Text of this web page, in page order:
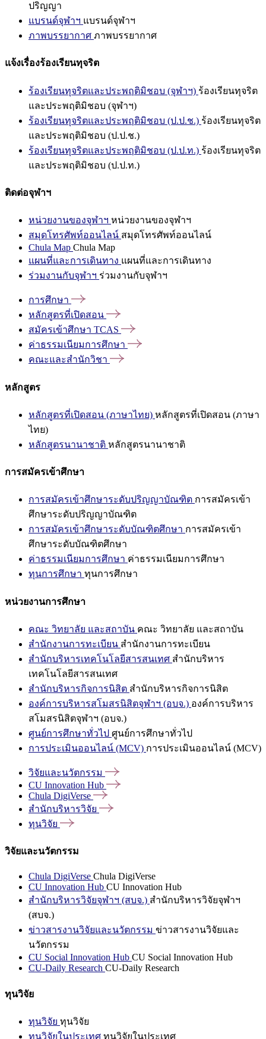
ปริญญา
แบรนด์จุฬาฯ แบรนด์จุฬาฯ
ภาพบรรยากาศ ภาพบรรยากาศ
แจ้งเรื่องร้องเรียนทุจริต
ร้องเรียนทุจริตและประพฤติมิชอบ (จุฬาฯ) ร้องเรียนทุจริต
และประพฤติมิชอบ (จุฬาฯ)
ร้องเรียนทุจริตและประพฤติมิชอบ (ป.ป.ช.) ร้องเรียนทุจริต
และประพฤติมิชอบ (ป.ป.ช.)
ร้องเรียนทุจริตและประพฤติมิชอบ (ป.ป.ท.) ร้องเรียนทุจริต
และประพฤติมิชอบ (ป.ป.ท.)
ติดต่อจุฬาฯ
หน่วยงานของจุฬาฯ หน่วยงานของจุฬาฯ
สมุดโทรศัพท์ออนไลน์ สมุดโทรศัพท์ออนไลน์
Chula Map Chula Map
แผนที่และการเดินทาง แผนที่และการเดินทาง
ร่วมงานกับจุฬาฯ ร่วมงานกับจุฬาฯ
การศึกษา
หลักสูตรที่เปิดสอน
สมัครเข้าศึกษา TCAS
ค่าธรรมเนียมการศึกษา
คณะและสำนักวิชา
หลักสูตร
หลักสูตรที่เปิดสอน (ภาษาไทย) หลักสูตรที่เปิดสอน (ภาษา
ไทย)
หลักสูตรนานาชาติ หลักสูตรนานาชาติ
การสมัครเข้าศึกษา
การสมัครเข้าศึกษาระดับปริญญาบัณฑิต การสมัครเข้า
ศึกษาระดับปริญญาบัณฑิต
การสมัครเข้าศึกษาระดับบัณฑิตศึกษา การสมัครเข้า
ศึกษาระดับบัณฑิตศึกษา
ค่าธรรมเนียมการศึกษา ค่าธรรมเนียมการศึกษา
ทุนการศึกษา ทุนการศึกษา
หน่วยงานการศึกษา
คณะ วิทยาลัย และสถาบัน คณะ วิทยาลัย และสถาบัน
สำนักงานการทะเบียน สำนักงานการทะเบียน
สำนักบริหารเทคโนโลยีสารสนเทศ สำนักบริหาร
เทคโนโลยีสารสนเทศ
สำนักบริหารกิจการนิสิต สำนักบริหารกิจการนิสิต
องค์การบริหารสโมสรนิสิตจุฬาฯ (อบจ.) องค์การบริหาร
สโมสรนิสิตจุฬาฯ (อบจ.)
ศูนย์การศึกษาทั่วไป ศูนย์การศึกษาทั่วไป
การประเมินออนไลน์ (MCV) การประเมินออนไลน์ (MCV)
วิจัยและนวัตกรรม
CU Innovation Hub
Chula DigiVerse
สำนักบริหารวิจัย
ทุนวิจัย
วิจัยและนวัตกรรม
Chula DigiVerse Chula DigiVerse
CU Innovation Hub CU Innovation Hub
สำนักบริหารวิจัยจุฬาฯ (สบจ.) สำนักบริหารวิจัยจุฬาฯ
(สบจ.)
ข่าวสารงานวิจัยและนวัตกรรม ข่าวสารงานวิจัยและ
นวัตกรรม
CU Social Innovation Hub CU Social Innovation Hub
CU-Daily Research CU-Daily Research
ทุนวิจัย
ทุนวิจัย ทุนวิจัย
ทุนวิจัยในประเทศ ทุนวิจัยในประเทศ